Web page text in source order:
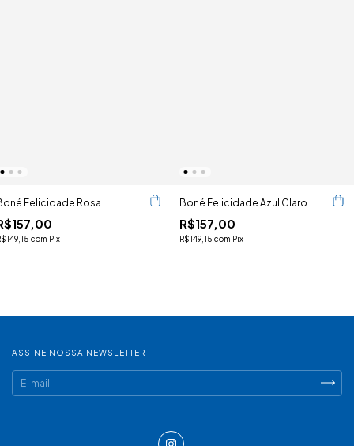
Felicidade Rosa
com Pix
Boné Felicidade Azul Claro
R$157,00
R$149,15 com Pix
ASSINE NOSSA NEWSLETTER